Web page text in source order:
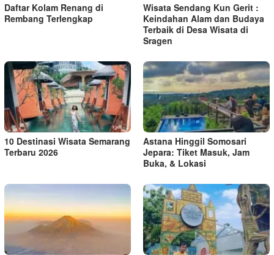
Daftar Kolam Renang di
Rembang Terlengkap
Wisata Sendang Kun Gerit :
Keindahan Alam dan Budaya
Terbaik di Desa Wisata di
Sragen
10 Destinasi Wisata Semarang
Terbaru 2026
Astana Hinggil Somosari
Jepara: Tiket Masuk, Jam
Buka, & Lokasi